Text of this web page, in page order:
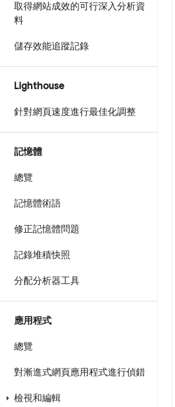
取得網站成效的可行深入分析資
料
儲存效能追蹤記錄
Lighthouse
針對網頁速度進行最佳化調整
記憶體
總覽
記憶體術語
修正記憶體問題
記錄堆積快照
分配分析器工具
應用程式
總覽
對漸進式網頁應用程式進行偵錯
檢視和編輯